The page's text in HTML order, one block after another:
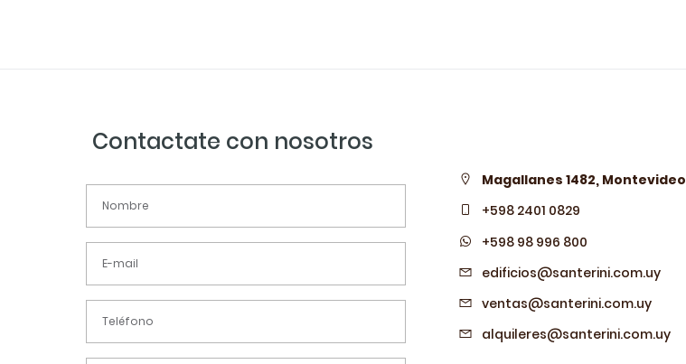
Contactate con nosotros
Magallanes 1482, Montevideo
+598 2401 0829
+598 98 996 800
edificios@santerini.com.uy
ventas@santerini.com.uy
alquileres@santerini.com.uy